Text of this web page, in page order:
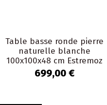
Table basse ronde pierre
naturelle blanche
100x100x48 cm Estremoz
699,00 €